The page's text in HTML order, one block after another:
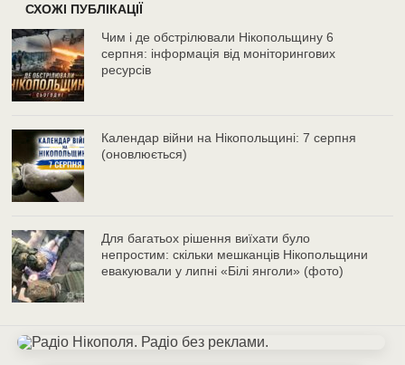
СХОЖІ ПУБЛІКАЦІЇ
Чим і де обстрілювали Нікопольщину 6
серпня: інформація від моніторингових
ресурсів
Календар війни на Нікопольщині: 7 серпня
(оновлюється)
Для багатьох рішення виїхати було
непростим: скільки мешканців Нікопольщини
евакуювали у липні «Білі янголи» (фото)